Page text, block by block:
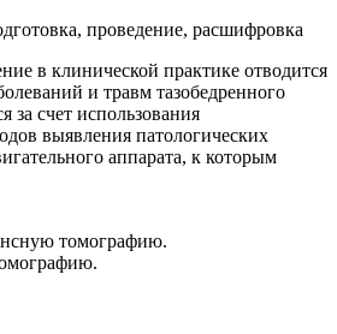
в клинической практике отводится
и травм тазобедренного
за счет использования
выявления патологических
аппарата, к которым
томографию.